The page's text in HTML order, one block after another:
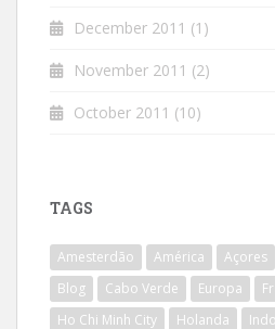
December 2011 (1)
November 2011 (2)
October 2011 (10)
TAGS
Amesterdão América Açores
Blog
Cabo Verde Europa
Ho Chi Minh City
Holanda